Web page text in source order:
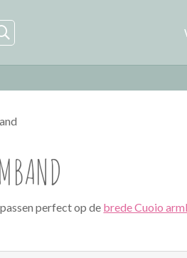
perfect op de brede Cuoio